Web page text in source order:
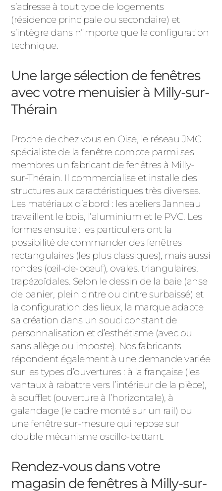
s’adresse à tout type de logements
(résidence principale ou secondaire) et
s’intègre dans n’importe quelle configuration
technique.
Une large sélection de fenêtres
avec votre menuisier à Milly-sur-
Thérain
Proche de chez vous en Oise, le réseau JMC
spécialiste de la fenêtre compte parmi ses
membres un fabricant de fenêtres à Milly-
sur-Thérain. Il commercialise et installe des
structures aux caractéristiques très diverses.
Les matériaux d’abord : les ateliers Janneau
travaillent le bois, l’aluminium et le PVC. Les
formes ensuite : les particuliers ont la
possibilité de commander des fenêtres
rectangulaires (les plus classiques), mais aussi
rondes (œil-de-bœuf), ovales, triangulaires,
trapézoïdales. Selon le dessin de la baie (anse
de panier, plein cintre ou cintre surbaissé) et
la configuration des lieux, la marque adapte
sa création dans un souci constant de
personnalisation et d’esthétisme (avec ou
sans allège ou imposte). Nos fabricants
répondent également à une demande variée
sur les types d’ouvertures : à la française (les
vantaux à rabattre vers l’intérieur de la pièce),
à soufflet (ouverture à l’horizontale), à
galandage (le cadre monté sur un rail) ou
une fenêtre sur-mesure qui repose sur
double mécanisme oscillo-battant.
Rendez-vous dans votre
magasin de fenêtres à Milly-sur-